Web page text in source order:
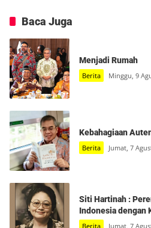
Baca Juga
Menjadi Rumah
Berita Minggu, 9
Kebahagiaan
Berita Jumat, 7
Siti Hartinah :
Indonesia dengan
Berita Jumat, 7